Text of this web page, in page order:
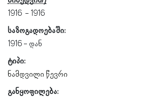
1916
1916
საზოგადოებაში:
1916
ტიპი:
ნამდვილი წევრი
განყოფილება: